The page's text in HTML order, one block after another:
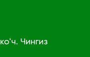
Чингиз